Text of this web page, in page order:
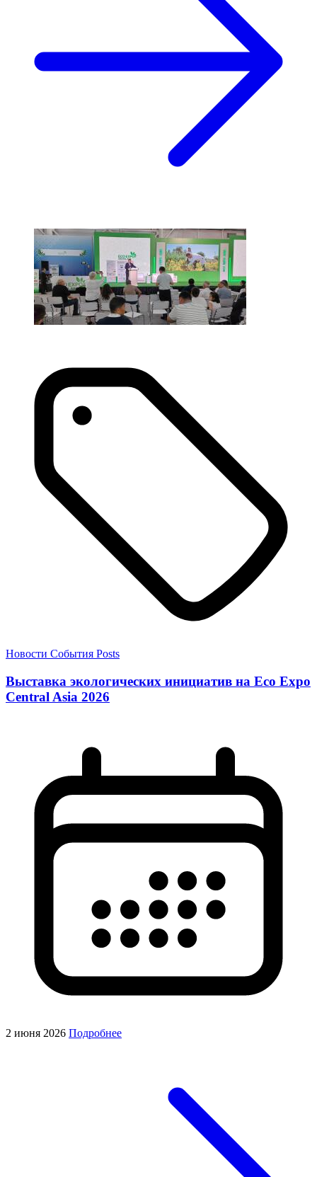
Новости События Posts
Выставка экологических инициатив на Eco Expo
Central Asia 2026
2 июня 2026 Подробнее